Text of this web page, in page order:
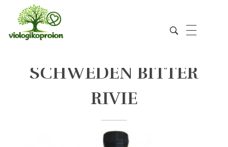
SCHWEDEN BITTER
RIVIE